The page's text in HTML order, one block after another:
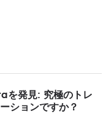
発見: 究極のトレ
ションですか？